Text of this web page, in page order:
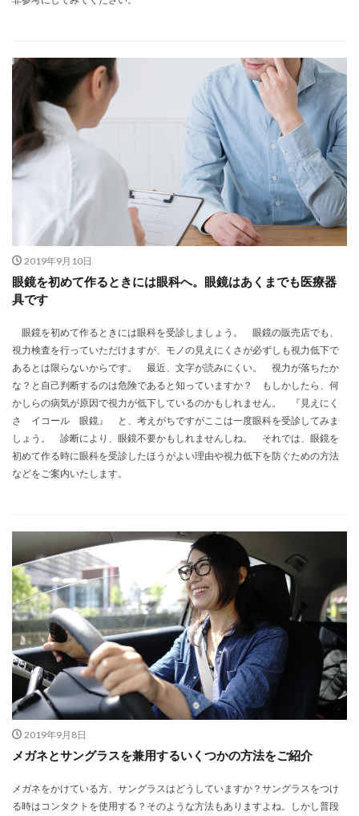
2019年9月10日
眼鏡を初めて作るときには眼科へ。眼鏡はあくまでも医療器
具です
眼鏡を初めて作るときには眼科を受診しましょう。 眼鏡の販売店でも、
視力検査を行っていただけますが、モノの見えにくさが必ずしも視力低下で
あるとは限らないからです。 最近、文字が読みにくい。 視力が落ちたか
な？と自己判断するのは危険であると知っていますか？ もしかしたら、何
かしらの病気が原因で視力が低下しているのかもしれません。 『見えにく
さ イコール 眼鏡』 と、考えがちですがここは一度眼科を受診してみま
しょう。 診断により、眼鏡不要かもしれませんしね。 それでは、眼鏡を
初めて作る時に眼科を受診したほうがよい理由や視力低下を防ぐための方法
などをご案内いたします。
2019年9月8日
メガネとサングラスを兼用するいくつかの方法をご紹介
メガネをかけている方、サングラスはどうしていますか？サングラスをつけ
る時はコンタクトを使用する？そのような方法もありますよね。しかし普段